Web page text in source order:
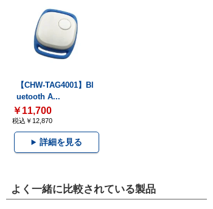
【CHW-TAG4001】Bl
uetooth A...
￥11,700
税込￥12,870
詳細を見る
よく一緒に比較されている製品